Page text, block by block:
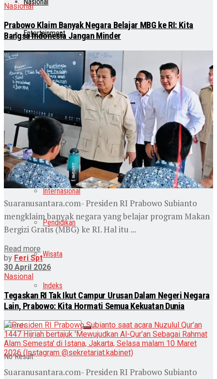
Entertainment
Teknologi
Lainnya
Lifestyle
Internasional
Pendidikan
Wisata
Indeks
No Result
Nasional
Prabowo Klaim Banyak Negara Belajar MBG ke RI: Kita
Bangsa Indonesia Jangan Minder
Suaranusantara.com- Presiden RI Prabowo Subianto
mengklaim banyak negara yang belajar program Makan
Bergizi Gratis (MBG) ke RI. Hal itu ...
Read more
by Feri Spt
30 April 2026
Nasional
Tegaskan RI Tak Ikut Campur Urusan Dalam Negeri Negara
Lain, Prabowo: Kita Hormati Semua Kekuatan Dunia
Suaranusantara.com- Presiden RI Prabowo Subianto